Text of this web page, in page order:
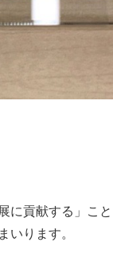
に貢献する」こ
いります。